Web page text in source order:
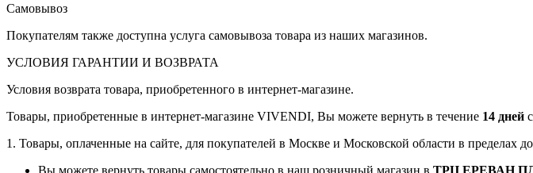
Самовывоз
Покупателям также доступна услуга самовывоза товара из наших магазинов.
УСЛОВИЯ ГАРАНТИИ И ВОЗВРАТА
Условия возврата товара, приобретенного в интернет-магазине.
Товары, приобретенные в интернет-магазине VIVENDI, Вы можете вернуть в течение 14 дней
1. Товары, оплаченные на сайте, для покупателей в Москве и Московской области в пределах
Вы можете вернуть товары самостоятельно в наш розничный магазин в ТРЦ ЕРЕВАН